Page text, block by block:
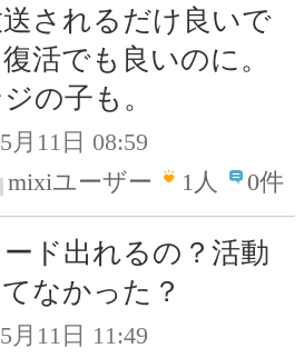
送されるだけ良いで
活でも良いのに。
の子も。
月11日 08:59
mixiユーザー
1人 0件
ード出れるの？活動
なかった？
月11日 11:49